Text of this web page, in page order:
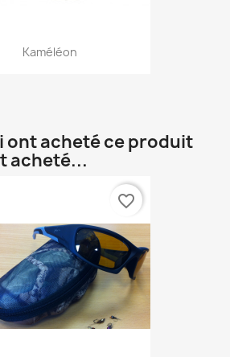
Kaméléon
ont acheté ce produit
acheté...
favorite_border